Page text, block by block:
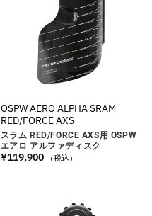
OSPW AERO ALPHA SRAM
RED/FORCE AXS
スラム RED/FORCE AXS用 OSPW
エアロ アルファディスク
¥119,900 （税込）